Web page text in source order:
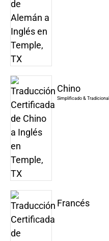
Chino
Simplificado & Tradicional
Francés